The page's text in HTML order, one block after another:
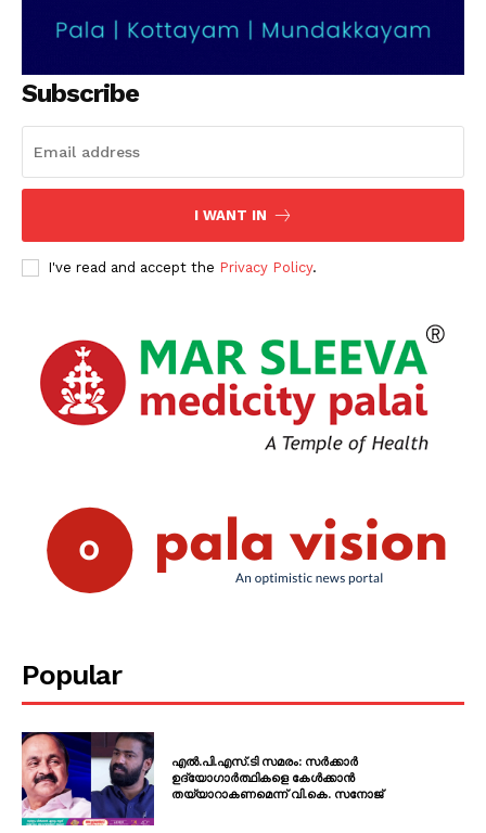
Subscribe
I WANT IN
I've read and accept the Privacy Policy.
Popular
എൽ.പി.എസ്.ടി സമരം: സർക്കാർ
ഉദ്യോഗാർത്ഥികളെ കേൾക്കാൻ
തയ്യാറാകണമെന്ന് വി.കെ. സനോജ്